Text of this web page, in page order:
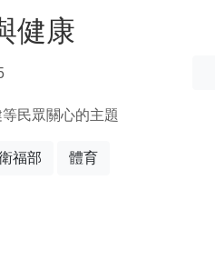
健康
民眾關心的主題
福部 體育